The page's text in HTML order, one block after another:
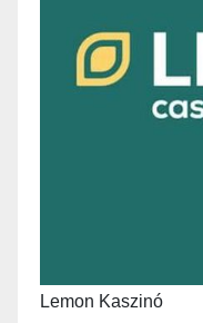
Lemon Kaszinó